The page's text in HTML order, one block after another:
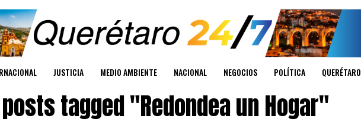
JUSTICIA MEDIO AMBIENTE NACIONAL NEGOCIOS POLÍTICA QUERÉTARO
tagged "Redondea un Hogar"